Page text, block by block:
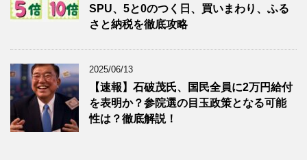
SPU、5と0のつく日、買いまわり、ふる
さと納税を徹底攻略
2025/06/13
【速報】石破茂氏、国民全員に2万円給付
を表明か？参院選の目玉政策となる可能
性は？徹底解説！